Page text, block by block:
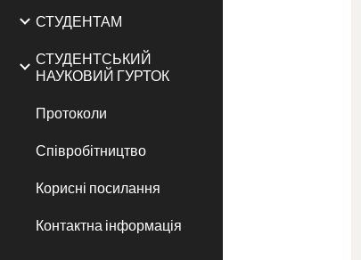
СТУДЕНТАМ
СТУДЕНТСЬКИЙ
НАУКОВИЙ ГУРТОК
Протоколи
Співробітництво
Корисні посилання
Контактна інформація